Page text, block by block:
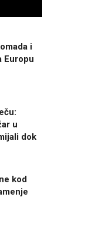
i
Europu
u
dok
kod